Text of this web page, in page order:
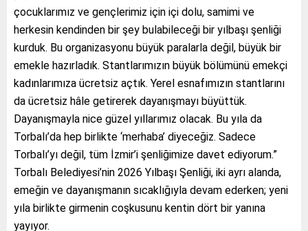
çocuklarımız ve gençlerimiz için içi dolu, samimi ve
herkesin kendinden bir şey bulabileceği bir yılbaşı şenliği
kurduk. Bu organizasyonu büyük paralarla değil, büyük bir
emekle hazırladık. Stantlarımızın büyük bölümünü emekçi
kadınlarımıza ücretsiz açtık. Yerel esnafımızın stantlarını
da ücretsiz hâle getirerek dayanışmayı büyüttük.
Dayanışmayla nice güzel yıllarımız olacak. Bu yıla da
Torbalı’da hep birlikte ‘merhaba’ diyeceğiz. Sadece
Torbalı’yı değil, tüm İzmir’i şenliğimize davet ediyorum.”
Torbalı Belediyesi’nin 2026 Yılbaşı Şenliği, iki ayrı alanda,
emeğin ve dayanışmanın sıcaklığıyla devam ederken; yeni
yıla birlikte girmenin coşkusunu kentin dört bir yanına
yayıyor.